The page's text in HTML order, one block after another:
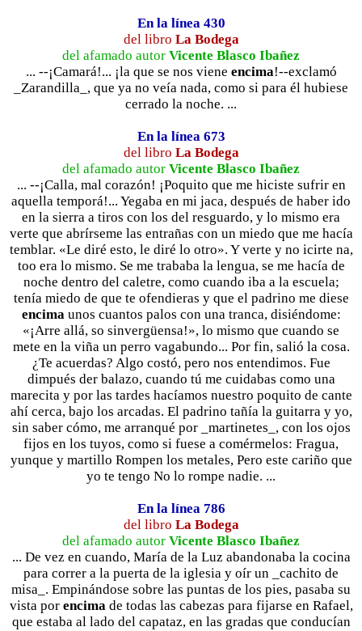
En la línea 430
del libro La Bodega
del afamado autor Vicente Blasco Ibañez
... --¡Camará!... ¡la que se nos viene encima!--exclamó
_Zarandilla_, que ya no veía nada, como si para él hubiese
cerrado la noche. ...
En la línea 673
del libro La Bodega
del afamado autor Vicente Blasco Ibañez
... --¡Calla, mal corazón! ¡Poquito que me hiciste sufrir en
aquella temporá!... Yegaba en mi jaca, después de haber ido
en la sierra a tiros con los del resguardo, y lo mismo era
verte que abrírseme las entrañas con un miedo que me hacía
temblar. «Le diré esto, le diré lo otro». Y verte y no icirte na,
too era lo mismo. Se me trababa la lengua, se me hacía de
noche dentro del caletre, como cuando iba a la escuela;
tenía miedo de que te ofendieras y que el padrino me diese
encimaunos cuantos palos con una tranca, disiéndome:
«¡Arre allá, so sinvergüensa!», lo mismo que cuando se
mete en la viña un perro vagabundo... Por fin, salió la cosa.
¿Te acuerdas? Algo costó, pero nos entendimos. Fue
dimpués der balazo, cuando tú me cuidabas como una
marecita y por las tardes hacíamos nuestro poquito de cante
ahí cerca, bajo los arcadas. El padrino tañía la guitarra y yo,
sin saber cómo, me arranqué por _martinetes_, con los ojos
fijos en los tuyos, como si fuese a comérmelos: Fragua,
yunque y martillo Rompen los metales, Pero este cariño que
yo te tengo No lo rompe nadie. ...
En la línea 786
del libro La Bodega
del afamado autor Vicente Blasco Ibañez
... De vez en cuando, María de la Luz abandonaba la cocina
para correr a la puerta de la iglesia y oír un _cachito de
misa_. Empinándose sobre las puntas de los pies, pasaba su
vista por encimade todas las cabezas para fijarse en Rafael,
que estaba al lado del capataz, en las gradas que conducían